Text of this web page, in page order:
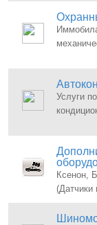
Услуги
Ксенон,
(Датчики